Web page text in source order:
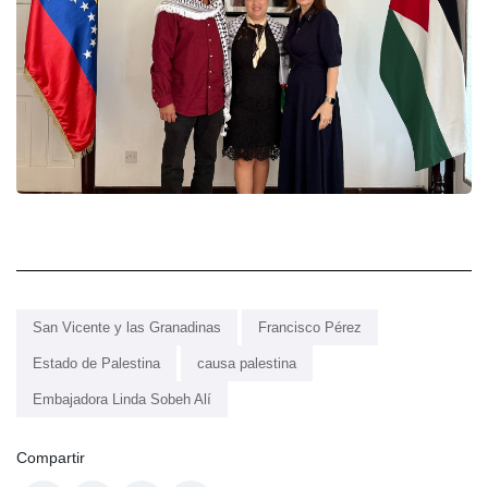
San Vicente y las Granadinas Francisco Pérez
Estado de Palestina causa palestina
Embajadora Linda Sobeh Alí
Compartir